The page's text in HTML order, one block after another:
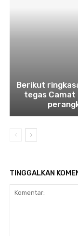
Berikut
tegas Camat
TINGGALKAN